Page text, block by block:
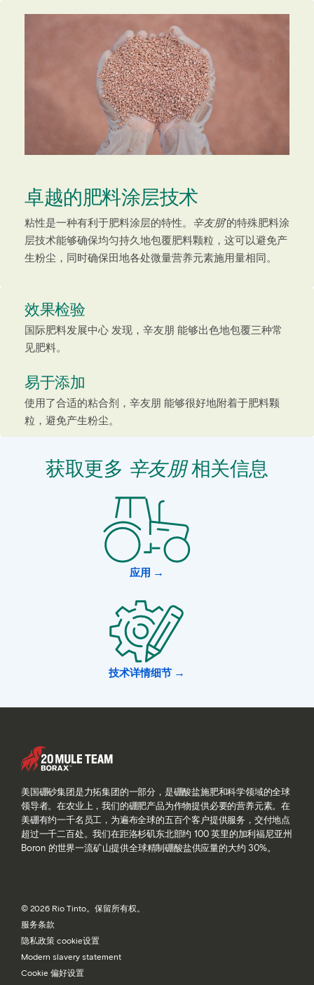
卓越的肥料涂层技术
粘性是一种有利于肥料涂层的特性。 辛友朋’的特殊肥料涂
层技术能够确保均匀持久地包覆肥料颗粒，这可以避免产
生粉尘，同时确保田地各处微量营养元素施用量相同。
效果检验
国际肥料发展中心 发现，辛友朋 能够出色地包覆三种常
见肥料。
易于添加
使用了合适的粘合剂，辛友朋 能够很好地附着于肥料颗
粒，避免产生粉尘。
获取更多 辛友朋相关信息
应用
技术详情细节
美国硼砂集团是力拓集团的一部分，是硼酸盐施肥和科学领域的全球
领导者。在农业上，我们的硼肥产品为作物提供必要的营养元素。在
美硼有约一千名员工，为遍布全球的五百个客户提供服务，交付地点
超过一千二百处。我们在距洛杉矶东北部约 100 英里的加利福尼亚州
Boron 的世界一流矿山提供全球精制硼酸盐供应量的大约 30%。
© 2026 Rio Tinto。保留所有权。
服务条款
隐私政策 cookie设置
Modern slavery statement
Cookie 偏好设置